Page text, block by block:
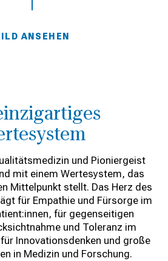
ANSEHEN
und Pioniergeist
mit einem Wertesystem, das
Mittelpunkt stellt. Das Herz des
für Empathie und Fürsorge im
für gegenseitigen
und Toleranz im
Innovationsdenken und große
in Medizin und Forschung.